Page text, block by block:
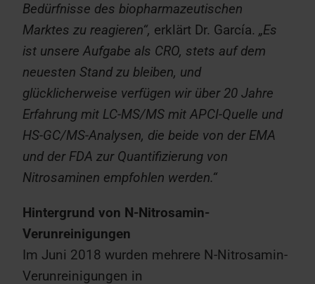
Bedürfnisse des biopharmazeutischen
Marktes zu reagieren“, erklärt Dr. García. „Es
ist unsere Aufgabe als CRO, stets auf dem
neuesten Stand zu bleiben, und
glücklicherweise verfügen wir über 20 Jahre
Erfahrung mit LC-MS/MS mit APCI-Quelle und
HS-GC/MS-Analysen, die beide von der EMA
und der FDA zur Quantifizierung von
Nitrosaminen empfohlen werden.“
Hintergrund von N-Nitrosamin-
Verunreinigungen
Im Juni 2018 wurden mehrere N-Nitrosamin-
Verunreinigungen in